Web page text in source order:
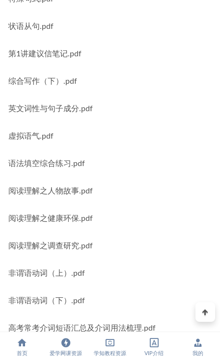
状语从句.pdf
第1讲建议信笔记.pdf
综合写作（下）.pdf
英文词性与句子成分.pdf
虚拟语气.pdf
语法填空综合练习.pdf
阅读理解之人物故事.pdf
阅读理解之健康环保.pdf
阅读理解之调查研究.pdf
非谓语动词（上）.pdf
非谓语动词（下）.pdf
高考常考介词短语汇总及介词用法梳理.pdf
高考必备介词短语.pdf
首页 爱学网课资源 学知教程资源 VIP介绍 我的